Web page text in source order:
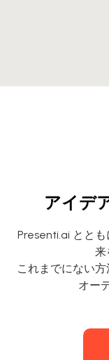
アイデ
Presenti.ai とと
来
これまでにない
オー